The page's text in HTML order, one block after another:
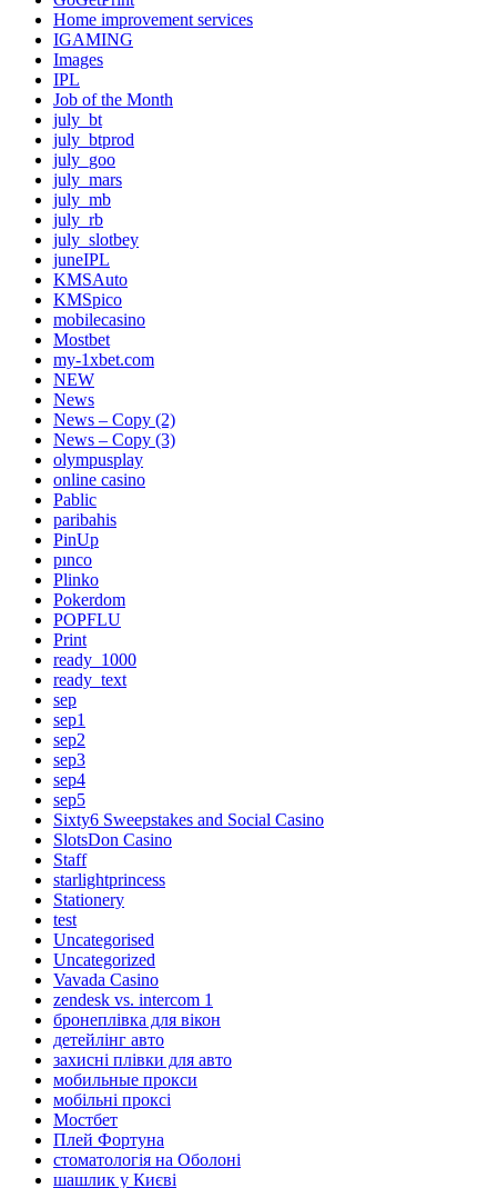
Home improvement services
IGAMING
Images
IPL
Job of the Month
july_bt
july_btprod
july_goo
july_mars
july_mb
july_rb
july_slotbey
juneIPL
KMSAuto
KMSpico
mobilecasino
Mostbet
my-1xbet.com
NEW
News
News – Copy (2)
News – Copy (3)
olympusplay
online casino
Pablic
paribahis
PinUp
pınco
Plinko
Pokerdom
POPFLU
Print
ready_1000
ready_text
sep
sep1
sep2
sep3
sep4
sep5
Sixty6 Sweepstakes and Social Casino
SlotsDon Casino
Staff
starlightprincess
Stationery
test
Uncategorised
Uncategorized
Vavada Casino
zendesk vs. intercom 1
бронеплівка для вікон
детейлінг авто
захисні плівки для авто
мобильные прокси
мобільні проксі
Мостбет
Плей Фортуна
стоматологія на Оболоні
шашлик у Києві